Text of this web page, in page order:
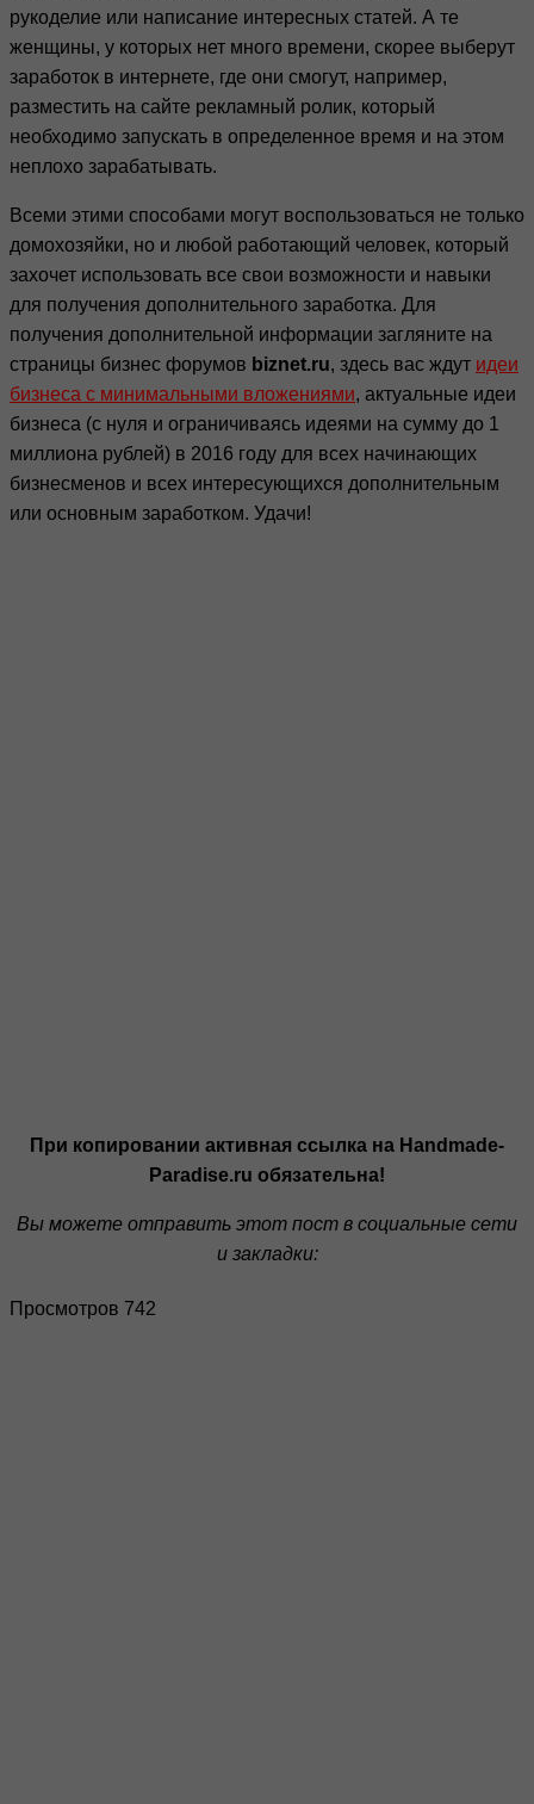
рукоделие или написание интересных статей. А те
женщины, у которых нет много времени, скорее выберут
заработок в интернете, где они смогут, например,
разместить на сайте рекламный ролик, который
необходимо запускать в определенное время и на этом
неплохо зарабатывать.
Всеми этими способами могут воспользоваться не только
домохозяйки, но и любой работающий человек, который
захочет использовать все свои возможности и навыки
для получения дополнительного заработка. Для
получения дополнительной информации загляните на
страницы бизнес форумов biznet.ru, здесь вас ждут идеи
бизнеса с минимальными вложениями, актуальные идеи
бизнеса (с нуля и ограничиваясь идеями на сумму до 1
миллиона рублей) в 2016 году для всех начинающих
бизнесменов и всех интересующихся дополнительным
или основным заработком. Удачи!
При копировании активная ссылка на Handmade-
Paradise.ru обязательна!
Вы можете отправить этот пост в социальные сети
и закладки:
Просмотров 742